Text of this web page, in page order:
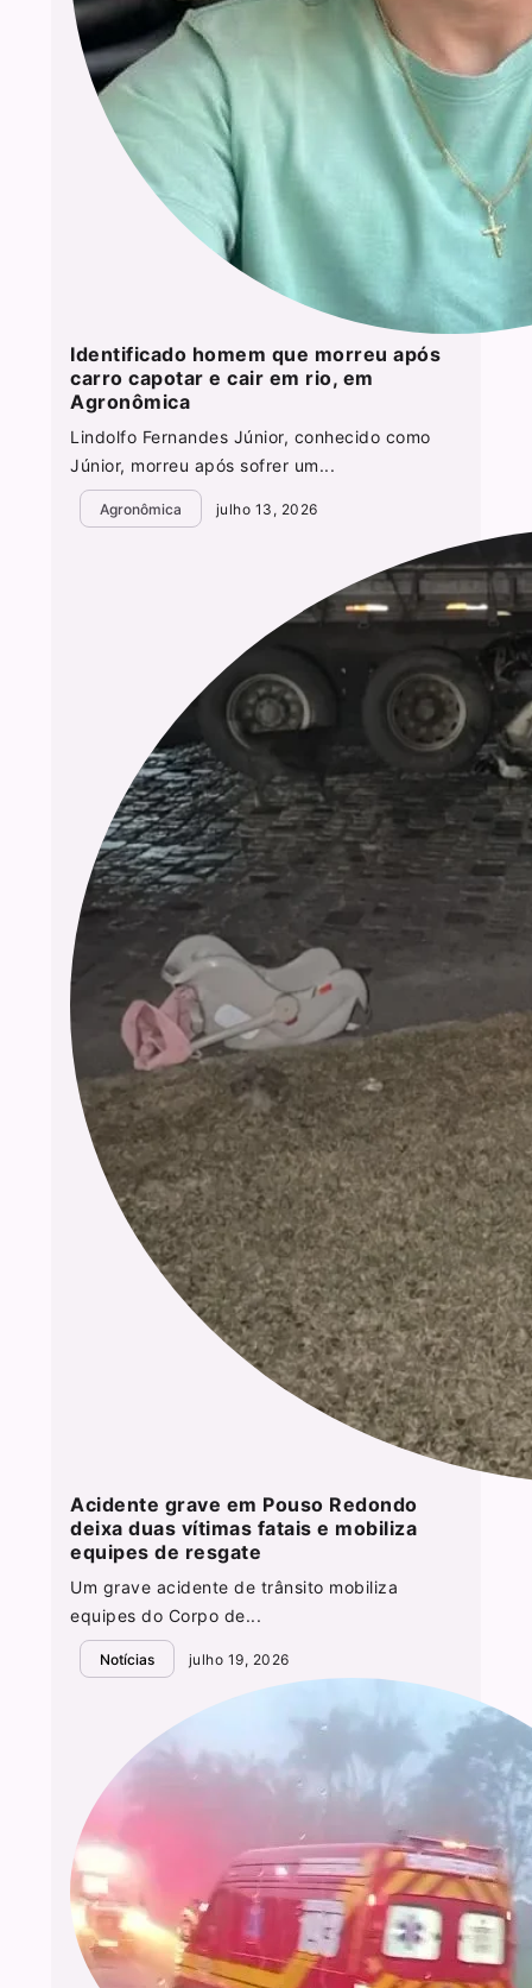
Identificado homem que morreu após
carro capotar e cair em rio, em
Agronômica
Lindolfo Fernandes Júnior, conhecido como
Júnior, morreu após sofrer um...
Agronômica julho 13, 2026
Acidente grave em Pouso Redondo
deixa duas vítimas fatais e mobiliza
equipes de resgate
Um grave acidente de trânsito mobiliza
equipes do Corpo de...
Notícias julho 19, 2026